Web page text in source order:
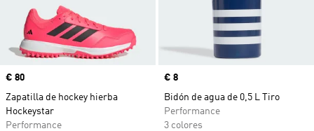
Precio
€ 80
Zapatilla de hockey hierba
Hockeystar
Performance
Precio
€ 8
Bidón de agua de 0,5 L Tiro
Performance
3 colores